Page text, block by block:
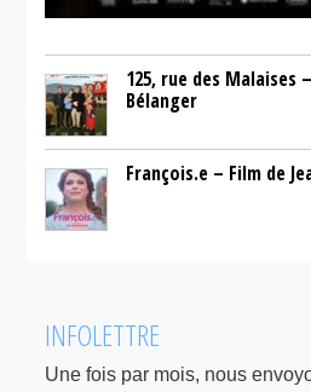
125, rue des Malaises
Bélanger
François.e – Film de
INFOLETTRE
Une fois par mois, nous